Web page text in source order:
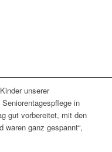
unserer
in
gut vorbereitet, mit den
waren ganz gespannt“,